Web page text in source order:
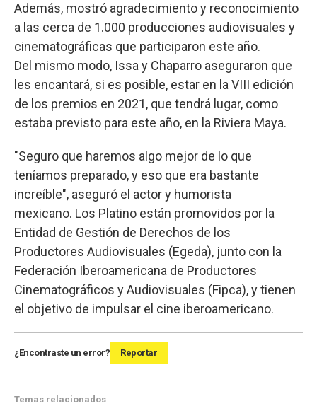
Además, mostró agradecimiento y reconocimiento
a las cerca de 1.000 producciones audiovisuales y
cinematográficas que participaron este año.
Del mismo modo, Issa y Chaparro aseguraron que
les encantará, si es posible, estar en la VIII edición
de los premios en 2021, que tendrá lugar, como
estaba previsto para este año, en la Riviera Maya.
"Seguro que haremos algo mejor de lo que
teníamos preparado, y eso que era bastante
increíble", aseguró el actor y humorista
mexicano. Los Platino están promovidos por la
Entidad de Gestión de Derechos de los
Productores Audiovisuales (Egeda), junto con la
Federación Iberoamericana de Productores
Cinematográficos y Audiovisuales (Fipca), y tienen
el objetivo de impulsar el cine iberoamericano.
¿Encontraste un error? Reportar
Temas relacionados